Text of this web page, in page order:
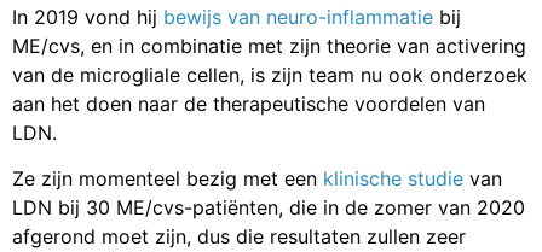
In 2019 vond hij bewijs van neuro-inflammatie bij
ME/cvs, en in combinatie met zijn theorie van activering
van de microgliale cellen, is zijn team nu ook onderzoek
aan het doen naar de therapeutische voordelen van
LDN.
Ze zijn momenteel bezig met een klinische studie van
LDN bij 30 ME/cvs-patiënten, die in de zomer van 2020
afgerond moet zijn, dus die resultaten zullen zeer